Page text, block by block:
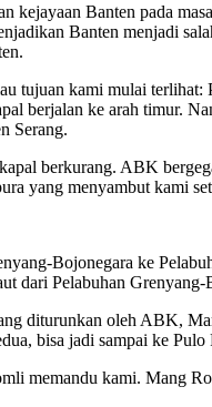
kejayaan Banten pada
Banten menjadi
tujuan kami mulai
berjalan ke arah timur.
Serang.
berkurang. ABK
yang menyambut kami
Bojonegara ke
dari Pelabuhan
diturunkan oleh ABK,
bisa jadi sampai ke
memandu kami. Mang